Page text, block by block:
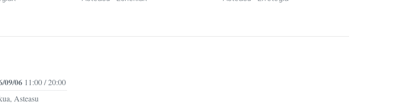
09/0611:00 / 20:00
Asteasu